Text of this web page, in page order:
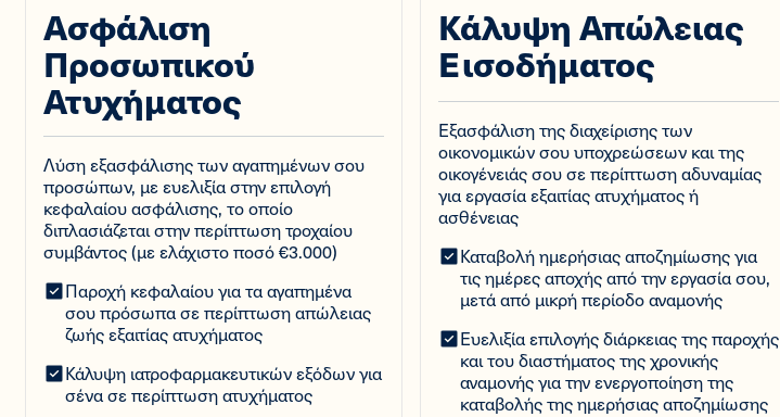
Ασφάλιση
Προσωπικού
Ατυχήματος
Λύση εξασφάλισης των αγαπημένων σου
προσώπων, με ευελιξία στην επιλογή
κεφαλαίου ασφάλισης, το οποίο
διπλασιάζεται στην περίπτωση τροχαίου
συμβάντος (με ελάχιστο ποσό €3.000)
Παροχή κεφαλαίου για τα αγαπημένα
σου πρόσωπα σε περίπτωση απώλειας
ζωής εξαιτίας ατυχήματος
Κάλυψη ιατροφαρμακευτικών εξόδων για
σένα σε περίπτωση ατυχήματος
Κάλυψη Απώλειας
Εισοδήματος
Εξασφάλιση της διαχείρισης των
οικονομικών σου υποχρεώσεων και της
οικογένειάς σου σε περίπτωση αδυναμίας
για εργασία εξαιτίας ατυχήματος ή
ασθένειας
Καταβολή ημερήσιας αποζημίωσης για
τις ημέρες αποχής από την εργασία σου,
μετά από μικρή περίοδο αναμονής
Ευελιξία επιλογής διάρκειας της παροχής
και του διαστήματος της χρονικής
αναμονής για την ενεργοποίηση της
καταβολής της ημερήσιας αποζημίωσης